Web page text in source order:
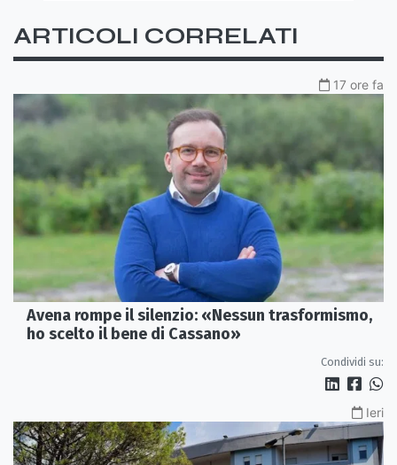
ARTICOLI CORRELATI
17 ore fa
Avena rompe il silenzio: «Nessun trasformismo,
ho scelto il bene di Cassano»
Condividi su:
Ieri